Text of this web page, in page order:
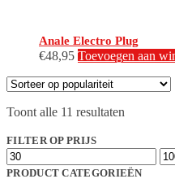
Anale Electro Plug
€48,95 Toevoegen aan
Toont alle 11 resultaten
FILTER OP PRIJS
Min.
prijs
PRODUCT CATEGORIEËN